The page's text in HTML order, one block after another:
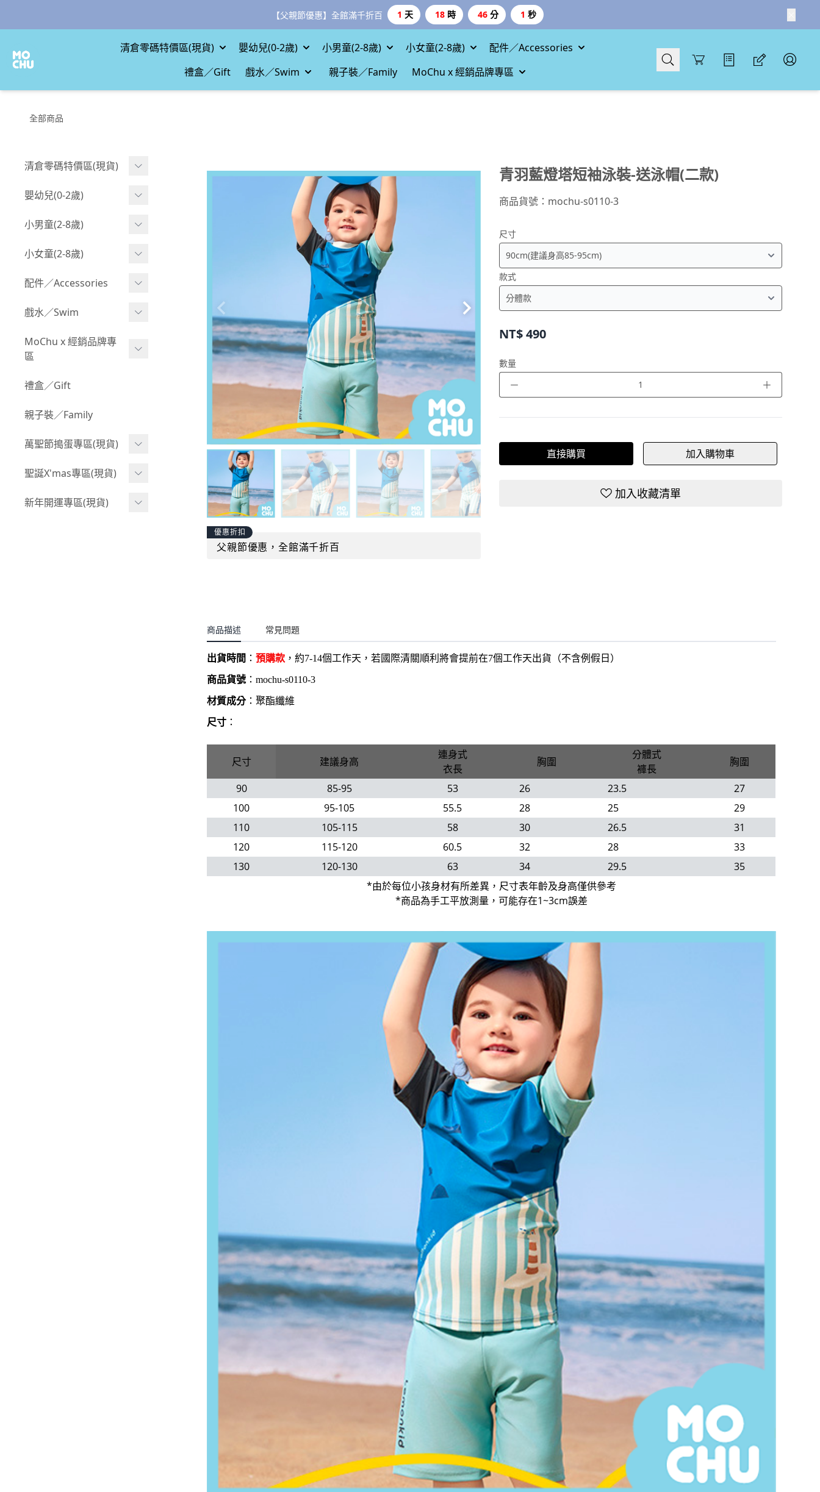
【父親節優惠】全館滿千折百 1 天 18 時 45 分 59 秒
清倉零碼特價區(現貨) 嬰幼兒(0-2歲) 小男童(2-8歲) 小女童(2-8歲)
配件／Accessories
禮盒／Gift
戲水／Swim 親子裝／Family MoChu x 經銷品牌專區
Cart
全部商品
清倉零碼特價區(現貨)
現貨.寶寶
現貨.男童
嬰幼兒(0-2歲)
BABY 包屁衣(短袖)
BABY 包屁衣(長袖)
BABY 外套
BABY 上身(短袖)
BABY 下身(短褲)
BABY 下身(長褲)
BABY 套裝(短袖)
BABY 套裝(長袖)
小男童(2-8歲)
Boy 上身(短袖)
Boy 上身(長袖)
Boy 套裝(短袖)
叢林探險系列
小紳士系列
韓國小歐巴
小女童(2-8歲)
Girl 上身(短袖)
Girl 上身(長袖)
Girl 下身(長褲)
Girl 套裝(短袖)
率性牛仔風
夢幻童話系列
小洋裝系列
配件／Accessories
Acc 口水巾
Acc 襪子
Acc 鞋子
Acc 餐具
Acc 寢具
Acc 其他
戲水／Swim
泳裝
泳具
野餐趣
MoChu x 經銷品牌專
區
©Wonchi 台灣 ｜ 兒童軟
©Disney 美國｜嬰兒用品
©風車圖書 台灣｜兒童圖
嘴
禮盒／Gift
親子裝／Family
萬聖節搗蛋專區(現貨)
萬聖造型頭套(3歲以上)
萬聖.嬰幼兒(0-2歲)
聖誕X'mas專區(現貨)
聖誕.嬰幼兒(0-2歲)
新年開運專區(現貨)
優惠折扣
父親節優惠，全館滿千折百
青羽藍燈塔短袖泳裝-送泳帽(二款)
商品貨號： mochu-s0110-3
尺寸
款式
NT$490
數量
－ ＋
直接購買 加入購物車
加入收藏清單
商品描述 常見問題
出貨時間 ：預購款 ，約7-14個工作天，若國際清關順利將會提前在7個工作天出貨（不含例假日）
商品貨號：mochu-s0110-3
材質成分：聚酯纖維
尺寸 ：
尺寸 建議身高
連身式
衣長
胸圍
分體式
褲長
胸圍
90
85-95 53 26 23.5
27
100
95-105 55.5 28 25
29
110
105-115 58 30 26.5
31
120
115-120 60.5 32 28
33
130
120-130 63 34 29.5
35
*由於每位小孩身材有所差異，尺寸表年齡及身高僅供參考
*商品為手工平放測量，可能存在1~3cm誤差